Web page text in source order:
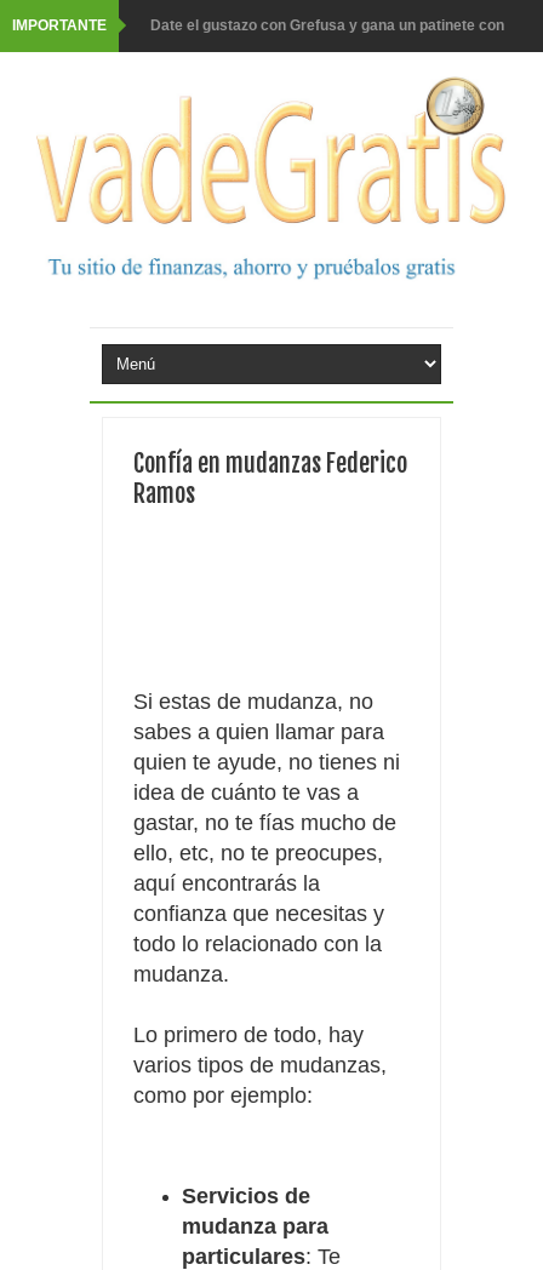
IMPORTANTE Date el gustazo con Grefusa y gana un patinete con
Barbadillo te da la opción de ganar increíbles premios
Prueba gratis hohes C Vitamin C-irup
Prueba gratis Maison Perrier France
Gana premios Pokémon con Kellogg's
premios
productos
Confía en mudanzas Federico
Ramos
Si estas de mudanza, no
sabes a quien llamar para
quien te ayude, no tienes ni
idea de cuánto te vas a
gastar, no te fías mucho de
ello, etc, no te preocupes,
aquí encontrarás la
confianza que necesitas y
todo lo relacionado con la
mudanza.
Lo primero de todo, hay
varios tipos de mudanzas,
como por ejemplo:
Servicios de
mudanza para
particulares: Te